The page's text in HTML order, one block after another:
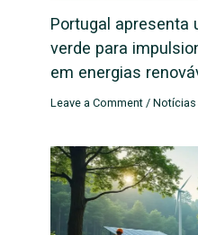
Portugal apresenta
verde para
em energias
Leave a Comment /Notícias